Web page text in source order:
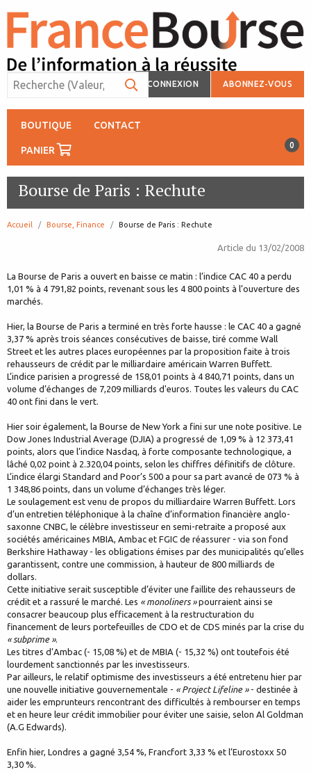
CONNEXION ABONNEZ-VOUS
BOUTIQUE CONTACT
PANIER 0
Bourse de Paris : Rechute
Accueil Bourse, Finance page:
Bourse de Paris : Rechute
Article du 13/02/2008
La Bourse de Paris a ouvert en baisse ce matin : l’indice CAC 40 a perdu
1,01 % à 4 791,82 points, revenant sous les 4 800 points à l’ouverture des
marchés.
Hier, la Bourse de Paris a terminé en très forte hausse : le CAC 40 a gagné
3,37 % après trois séances consécutives de baisse, tiré comme Wall
Street et les autres places européennes par la proposition faite à trois
rehausseurs de crédit par le milliardaire américain Warren Buffett.
L’indice parisien a progressé de 158,01 points à 4 840,71 points, dans un
volume d’échanges de 7,209 milliards d'euros. Toutes les valeurs du CAC
40 ont fini dans le vert.
Hier soir également, la Bourse de New York a fini sur une note positive. Le
Dow Jones Industrial Average (DJIA) a progressé de 1,09 % à 12 373,41
points, alors que l’indice Nasdaq, à forte composante technologique, a
lâché 0,02 point à 2.320,04 points, selon les chiffres définitifs de clôture.
L’indice élargi Standard and Poor’s 500 a pour sa part avancé de 073 % à
1 348,86 points, dans un volume d’échanges très léger.
Le soulagement est venu de propos du milliardaire Warren Buffett. Lors
d’un entretien téléphonique à la chaîne d’information financière anglo-
saxonne CNBC, le célèbre investisseur en semi-retraite a proposé aux
sociétés américaines MBIA, Ambac et FGIC de réassurer - via son fond
Berkshire Hathaway - les obligations émises par des municipalités qu’elles
garantissent, contre une commission, à hauteur de 800 milliards de
dollars.
Cette initiative serait susceptible d’éviter une faillite des rehausseurs de
crédit et a rassuré le marché. Les « monoliners »pourraient ainsi se
consacrer beaucoup plus efficacement à la restructuration du
financement de leurs portefeuilles de CDO et de CDS minés par la crise du
« subprime ».
Les titres d’Ambac (- 15,08 %) et de MBIA (- 15,32 %) ont toutefois été
lourdement sanctionnés par les investisseurs.
Par ailleurs, le relatif optimisme des investisseurs a été entretenu hier par
une nouvelle initiative gouvernementale - « Project Lifeline »- destinée à
aider les emprunteurs rencontrant des difficultés à rembourser en temps
et en heure leur crédit immobilier pour éviter une saisie, selon Al Goldman
(A.G Edwards).
Enfin hier, Londres a gagné 3,54 %, Francfort 3,33 % et l’Eurostoxx 50
3,30 %.